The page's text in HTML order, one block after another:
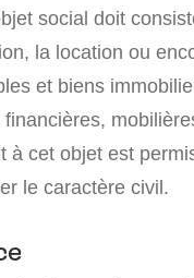
social doit
la location ou
et biens
financières,
à cet objet est
le caractère civil.